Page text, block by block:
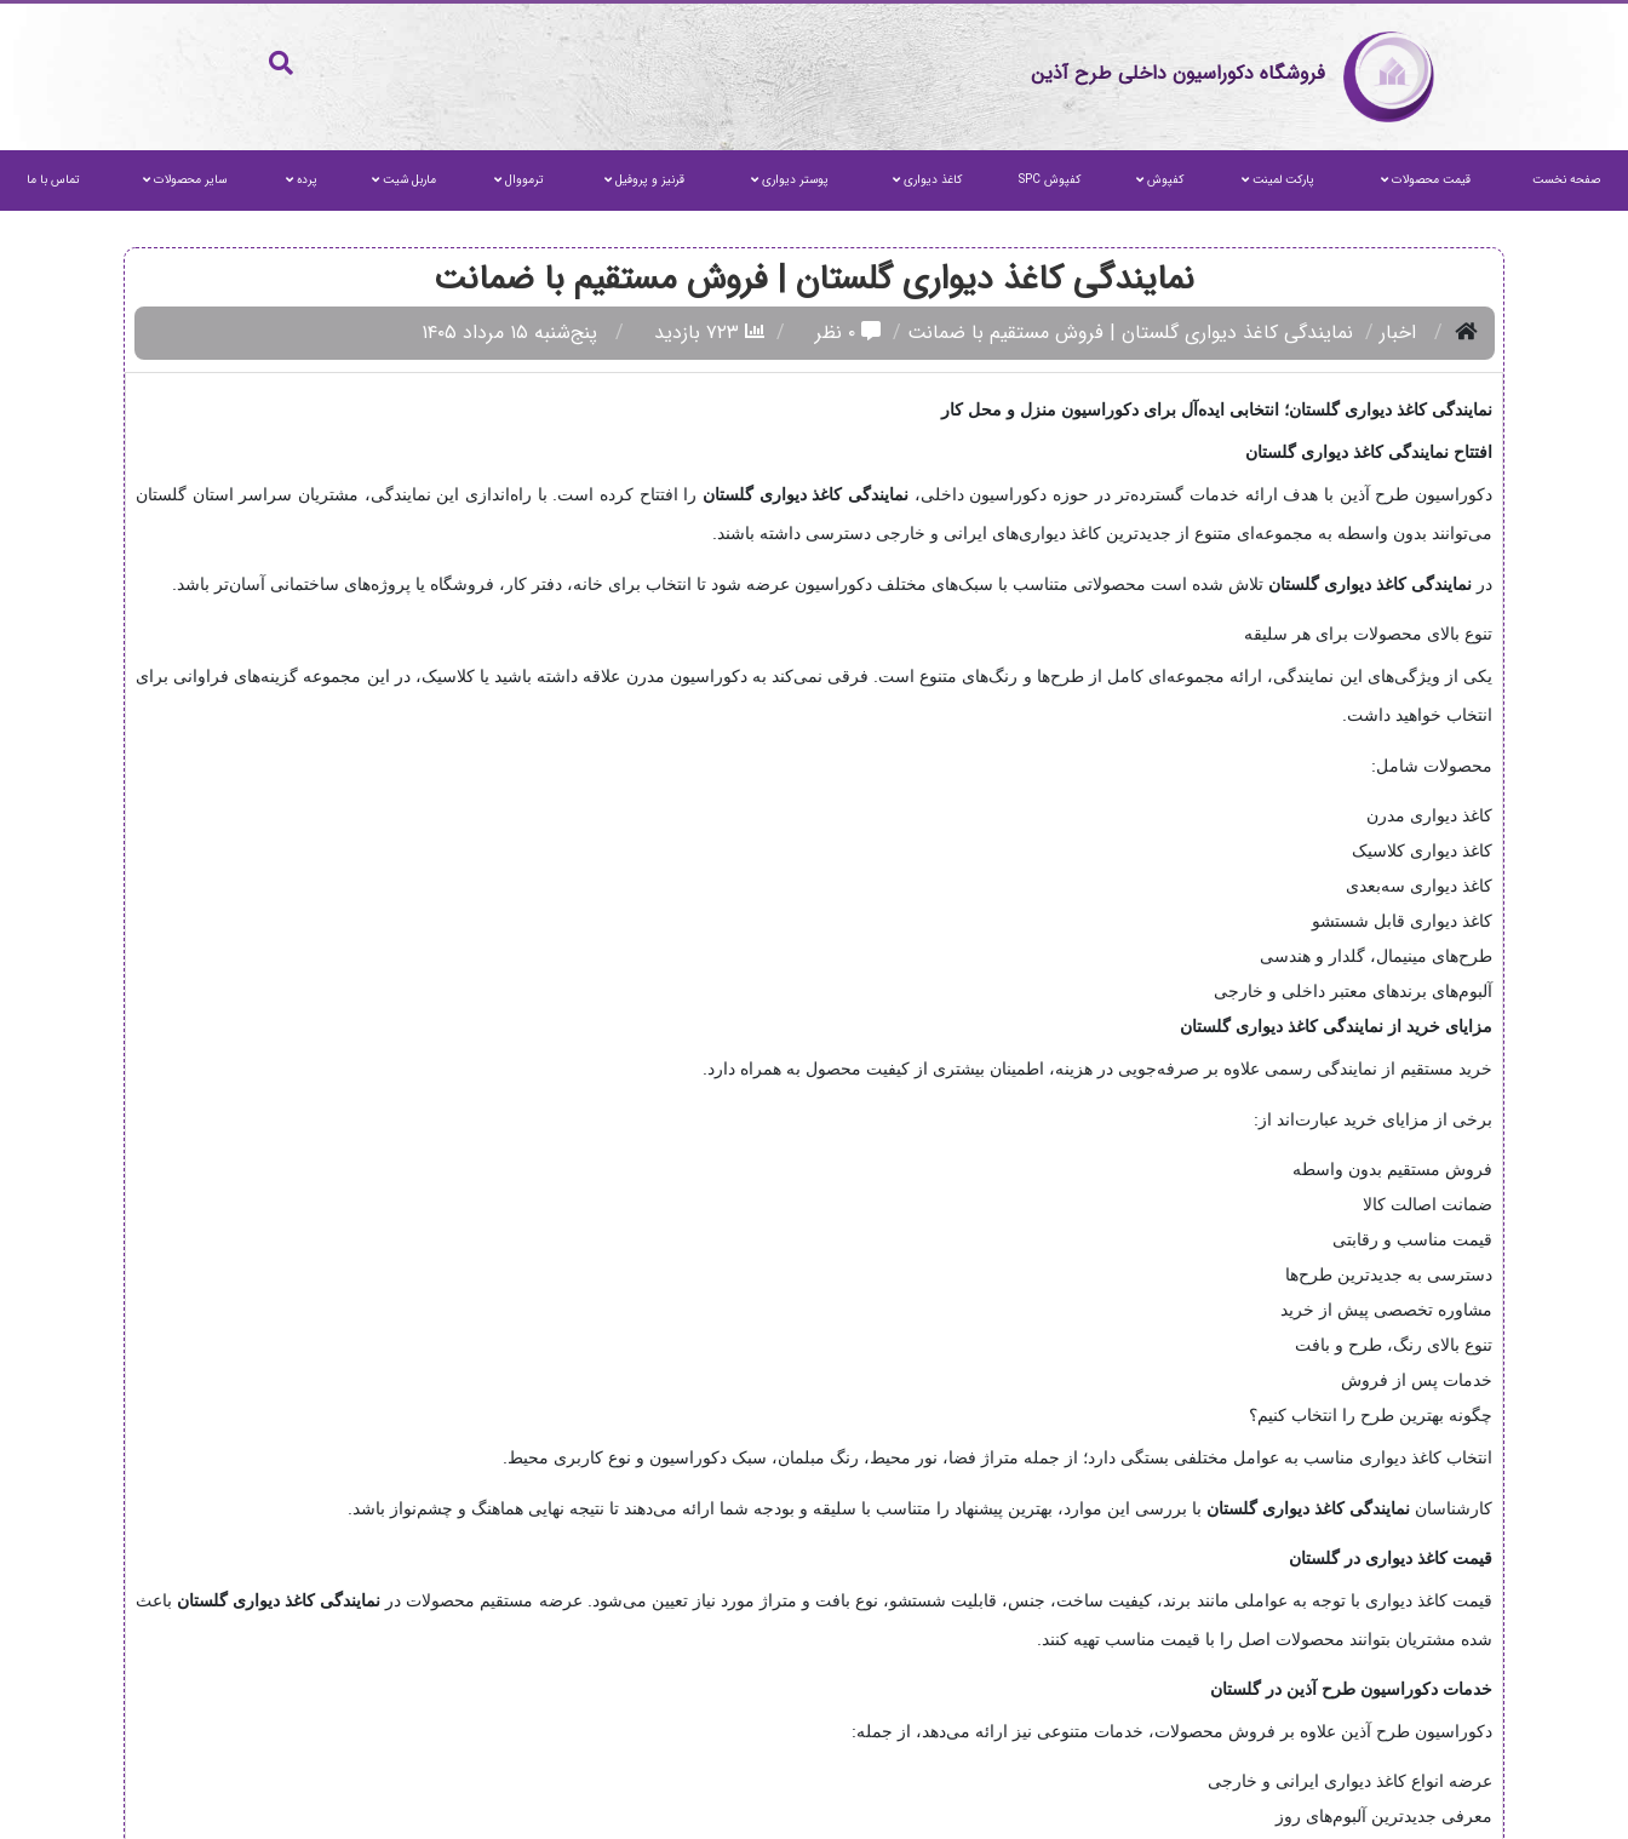
فروشگاه دکوراسیون داخلی طرح آذین
صفحه نخست قیمت محصولات پارکت لمینت کفپوش کفپوش SPC کاغذ دیواری پوستر دیواری قرنیز و پروفیل ترمووال ماربل شیت پرده سایر محصولات تماس با ما
نمایندگی کاغذ دیواری گلستان | فروش مستقیم با ضمانت
اخبار نمایندگی کاغذ دیواری گلستان | فروش مستقیم با ضمانت ۰ نظر پنج‌شنبه ۱۵ مرداد ۱۴۰۵
نمایندگی کاغذ دیواری گلستان؛ انتخابی ایده‌آل برای دکوراسیون منزل و محل کار
افتتاح نمایندگی کاغذ دیواری گلستان
دکوراسیون طرح آذین با هدف ارائه خدمات گسترده‌تر در حوزه دکوراسیون داخلی، نمایندگی کاغذ دیواری گلستان را افتتاح کرده است. با راه‌اندازی این نمایندگی، مشتریان سراسر استان گلستان
می‌توانند بدون واسطه به مجموعه‌ای متنوع از جدیدترین کاغذ دیواری‌های ایرانی و خارجی دسترسی داشته باشند.
در نمایندگی کاغذ دیواری گلستان تلاش شده است محصولاتی متناسب با سبک‌های مختلف دکوراسیون عرضه شود تا انتخاب برای خانه، دفتر کار، فروشگاه یا پروژه‌های ساختمانی آسان‌تر باشد.
تنوع بالای محصولات برای هر سلیقه
یکی از ویژگی‌های این نمایندگی، ارائه مجموعه‌ای کامل از طرح‌ها و رنگ‌های متنوع است. فرقی نمی‌کند به دکوراسیون مدرن علاقه داشته باشید یا کلاسیک، در این مجموعه گزینه‌های فراوانی برای
انتخاب خواهید داشت.
محصولات شامل:
کاغذ دیواری مدرن
کاغذ دیواری کلاسیک
کاغذ دیواری سه‌بعدی
کاغذ دیواری قابل شستشو
طرح‌های مینیمال، گلدار و هندسی
آلبوم‌های برندهای معتبر داخلی و خارجی
مزایای خرید از نمایندگی کاغذ دیواری گلستان
خرید مستقیم از نمایندگی رسمی علاوه بر صرفه‌جویی در هزینه، اطمینان بیشتری از کیفیت محصول به همراه دارد.
برخی از مزایای خرید عبارت‌اند از:
فروش مستقیم بدون واسطه
ضمانت اصالت کالا
قیمت مناسب و رقابتی
دسترسی به جدیدترین طرح‌ها
مشاوره تخصصی پیش از خرید
تنوع بالای رنگ، طرح و بافت
خدمات پس از فروش
چگونه بهترین طرح را انتخاب کنیم؟
انتخاب کاغذ دیواری مناسب به عوامل مختلفی بستگی دارد؛ از جمله متراژ فضا، نور محیط، رنگ مبلمان، سبک دکوراسیون و نوع کاربری محیط.
کارشناسان نمایندگی کاغذ دیواری گلستان با بررسی این موارد، بهترین پیشنهاد را متناسب با سلیقه و بودجه شما ارائه می‌دهند تا نتیجه نهایی هماهنگ و چشم‌نواز باشد.
قیمت کاغذ دیواری در گلستان
قیمت کاغذ دیواری با توجه به عواملی مانند برند، کیفیت ساخت، جنس، قابلیت شستشو، نوع بافت و متراژ مورد نیاز تعیین می‌شود. عرضه مستقیم محصولات در نمایندگی کاغذ دیواری گلستان باعث
شده مشتریان بتوانند محصولات اصل را با قیمت مناسب تهیه کنند.
خدمات دکوراسیون طرح آذین در گلستان
دکوراسیون طرح آذین علاوه بر فروش محصولات، خدمات متنوعی نیز ارائه می‌دهد، از جمله:
عرضه انواع کاغذ دیواری ایرانی و خارجی
معرفی جدیدترین آلبوم‌های روز